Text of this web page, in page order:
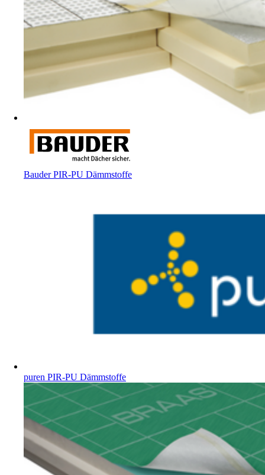
Bauder PIR-PU Dämmstoffe
puren PIR-PU Dämmstoffe